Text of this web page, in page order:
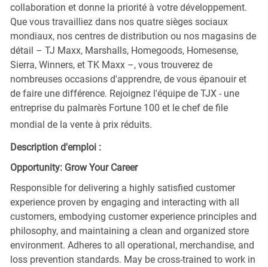
collaboration et donne la priorité à votre développement.
Que vous travailliez dans nos quatre sièges sociaux
mondiaux, nos centres de distribution ou nos magasins de
détail – TJ Maxx, Marshalls, Homegoods, Homesense,
Sierra, Winners, et TK Maxx –, vous trouverez de
nombreuses occasions d'apprendre, de vous épanouir et
de faire une différence. Rejoignez l'équipe de TJX - une
entreprise du palmarès Fortune 100 et le chef de file
mondial de la vente à prix réduits.
Description d'emploi :
Opportunity: Grow Your Career
Responsible for delivering a highly satisfied customer
experience proven by engaging and interacting with all
customers, embodying customer experience principles and
philosophy, and maintaining a clean and organized store
environment. Adheres to all operational, merchandise, and
loss prevention standards. May be cross-trained to work in